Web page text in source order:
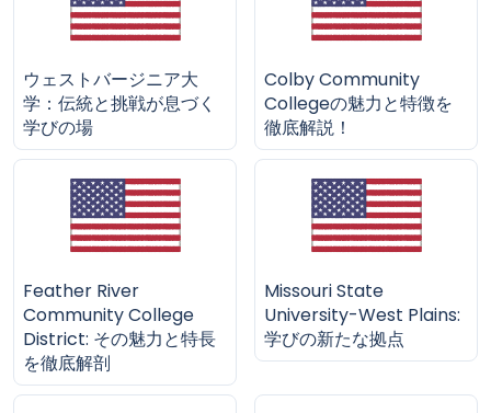
ウェストバージニア大
学：伝統と挑戦が息づく
学びの場
Colby Community
Collegeの魅力と特徴を
徹底解説！
Feather River
Community College
District: その魅力と特長
を徹底解剖
Missouri State
University-West Plains:
学びの新たな拠点